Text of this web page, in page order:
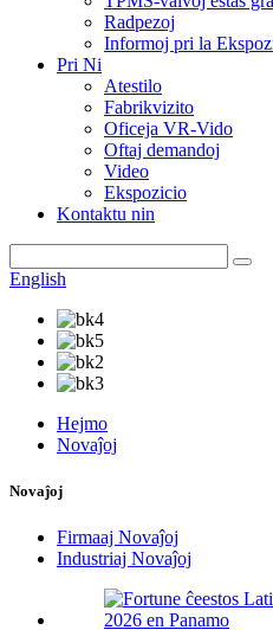
Radpezoj
Informoj pri la
Pri Ni
Atestilo
Fabrikvizito
Oficeja VR-Vido
Oftaj demandoj
Video
Ekspozicio
Kontaktu nin
English
Hejmo
Novaĵoj
Novaĵoj
Firmaaj Novaĵoj
Industriaj Novaĵoj